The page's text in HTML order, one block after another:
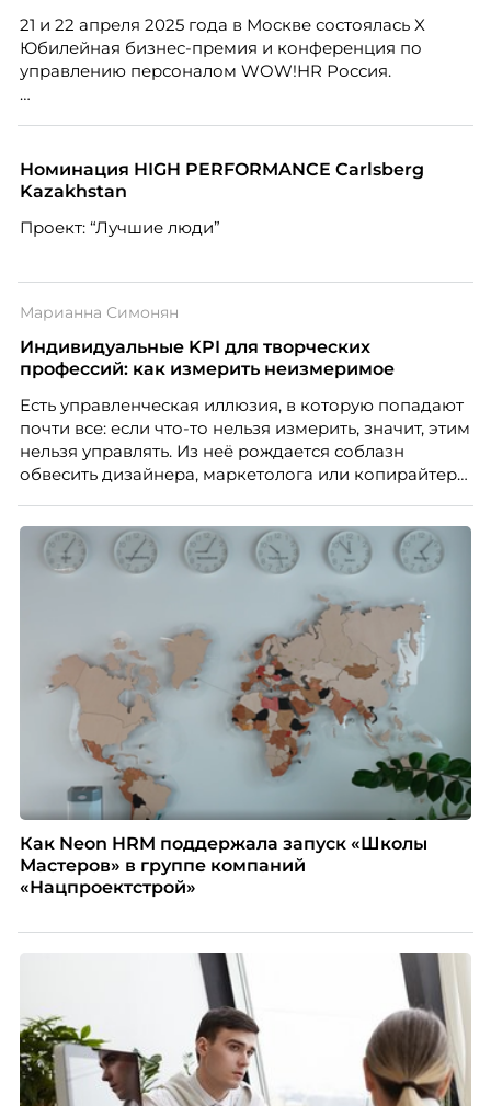
21 и 22 апреля 2025 года в Москве состоялась X
Юбилейная бизнес-премия и конференция по
управлению персоналом WOW!HR Россия.
номинантов и гостей мероприятия.
Номинация HIGH PERFORMANCE Carlsberg
Kazakhstan
Проект: “Лучшие люди”
Марианна Симонян
Индивидуальные KPI для творческих
профессий: как измерить неизмеримое
Есть управленческая иллюзия, в которую попадают
почти все: если что-то нельзя измерить, значит, этим
нельзя управлять. Из неё рождается соблазн
обвесить дизайнера, маркетолога или копирайтера
Проблема в том, что так мы измеряем не ценность,
а движение. А творческая работа — это тот редкий
случай, где движение и результат могут не
Как Neon HRM поддержала запуск «Школы
Мастеров» в группе компаний
«Нацпроектстрой»